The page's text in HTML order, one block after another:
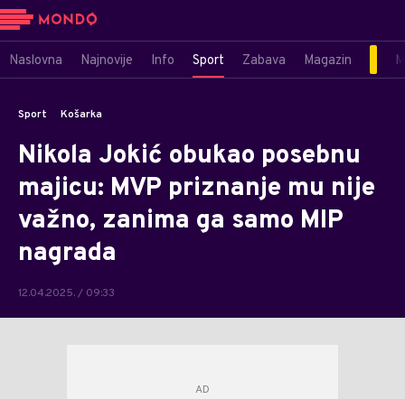
Naslovna Najnovije Info Sport Zabava Magazin
Sport Košarka
Nikola Jokić obukao posebnu
majicu: MVP priznanje mu nije
važno, zanima ga samo MIP
nagrada
12.04.2025. / 09:33